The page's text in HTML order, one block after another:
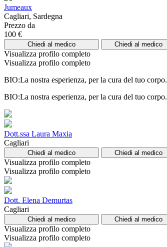
Jumeaux
Cagliari, Sardegna
Prezzo da
100 €
Chiedi al medico Chiedi al medico
Visualizza profilo completo
Visualizza profilo completo
BIO:La nostra esperienza, per la cura del tuo corpo.
BIO:La nostra esperienza, per la cura del tuo corpo.
Dott.ssa Laura Maxia
Cagliari
Chiedi al medico Chiedi al medico
Visualizza profilo completo
Visualizza profilo completo
Dott. Elena Demurtas
Cagliari
Chiedi al medico Chiedi al medico
Visualizza profilo completo
Visualizza profilo completo